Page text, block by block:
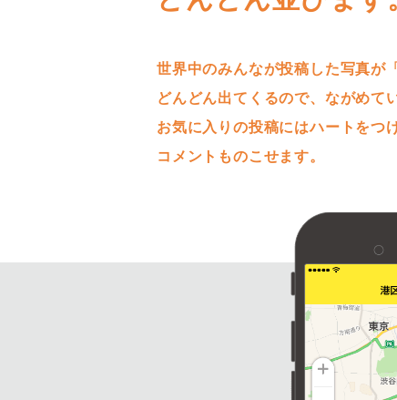
世界中のみんなが投稿した写真が
どんどん出てくるので、ながめて
お気に入りの投稿にはハートをつ
コメントものこせます。